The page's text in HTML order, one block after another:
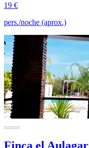
19 €
pers./noche (aprox.)